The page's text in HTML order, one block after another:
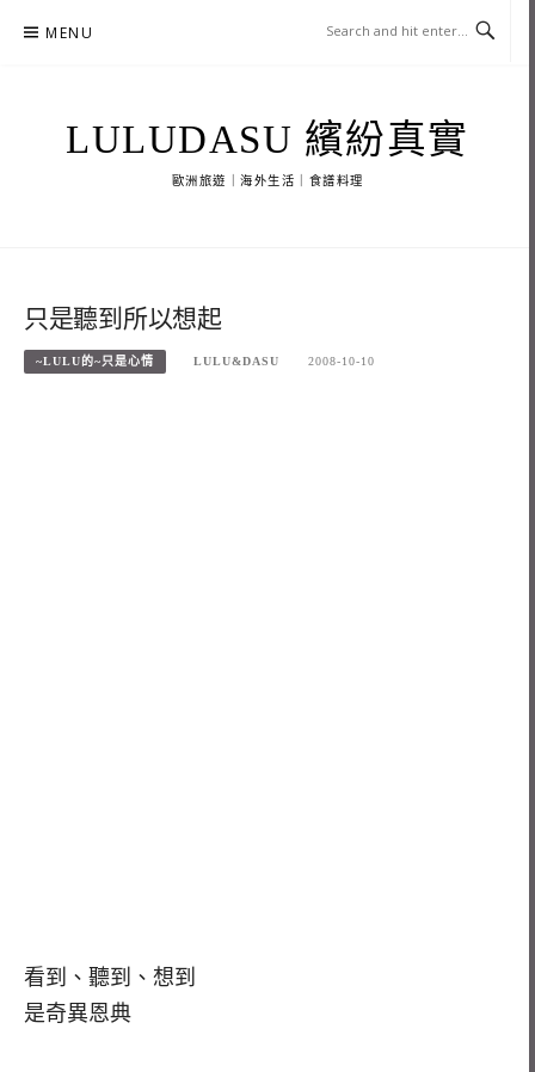
MENU
LULUDASU 繽紛真實
歐洲旅遊｜海外生活｜食譜料理
只是聽到所以想起
~LULU的~只是心情 LULU&DASU 2008-10-10
看到、聽到、想到
是奇異恩典